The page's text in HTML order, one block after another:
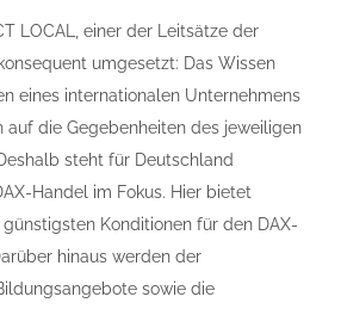
LOCAL, einer der Leitsätze der
umgesetzt: Das Wissen
eines internationalen Unternehmens
die Gegebenheiten des jeweiligen
steht für Deutschland
Handel im Fokus. Hier bietet
Konditionen für den DAX-
hinaus werden der
sowie die